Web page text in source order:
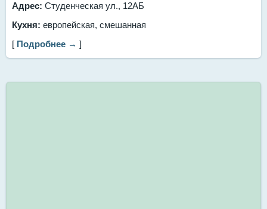
Адрес: Студенческая ул., 12АБ
Кухня: европейская, смешанная
[ Подробнее → ]